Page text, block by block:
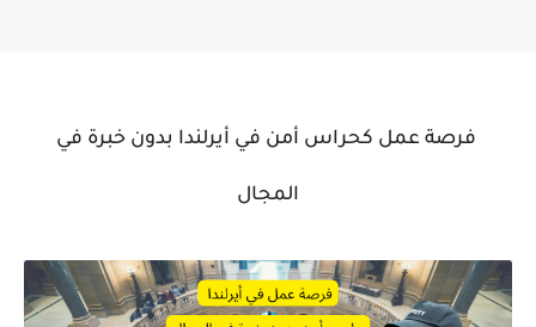
فرصة عمل كحراس أمن في أيرلندا بدون خبرة في
المجال